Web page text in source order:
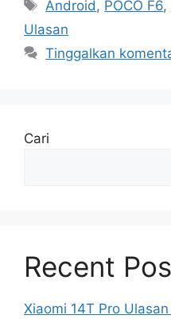
Android , POCO F6,
Ulasan
Tinggalkan
Cari
Recent
Xiaomi 14T Pro